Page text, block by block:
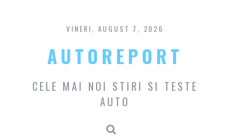
content
VINERI, AUGUST 7, 2026
AUTOREPORT
CELE MAI NOI STIRI SI TESTE
AUTO